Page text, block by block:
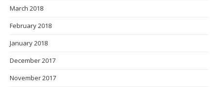
March 2018
February 2018
January 2018
December 2017
November 2017